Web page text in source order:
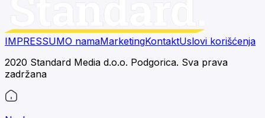
IMPRESSUMO namaMarketingKontaktUslovi korišćenja
2020 Standard Media d.o.o. Podgorica. Sva prava
zadržana